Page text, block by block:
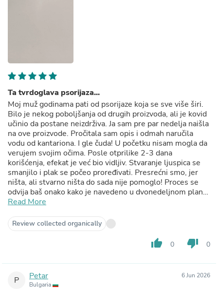
Ta tvrdoglava psorijaza...
Moj muž godinama pati od psorijaze koja se sve više širi.
Bilo je nekog poboljšanja od drugih proizvoda, ali je kovid
učinio da postane neizdrživa. Ja sam pre par nedelja naišla
na ove proizvode. Pročitala sam opis i odmah naručila
vodu od kantariona. I gle čuda! U početku nisam mogla da
verujem svojim očima. Posle otprilike 2-3 dana
korišćenja, efekat je već bio vidljiv. Stvaranje ljuspica se
smanjilo i plak se počeo proređivati. Presrećni smo, jer
ništa, ali stvarno ništa do sada nije pomoglo! Proces se
odvija baš onako kako je navedeno u dvonedeljnom planu.
Već naručujem sledeću bočicu. HVALA VAM!!!
Read More
Review collected organically
thumb_up 0 thumb_down 0
P Petar
Bulgaria
6 Jun 2026